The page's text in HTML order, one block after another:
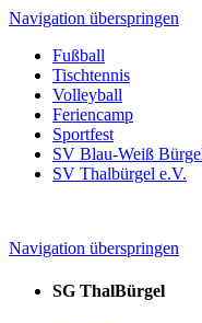
Navigation überspringen
Fußball
Tischtennis
Volleyball
Feriencamp
Sportfest
SV Blau-Weiß
SV Thalbürgel e.V.
Navigation überspringen
SG ThalBürgel